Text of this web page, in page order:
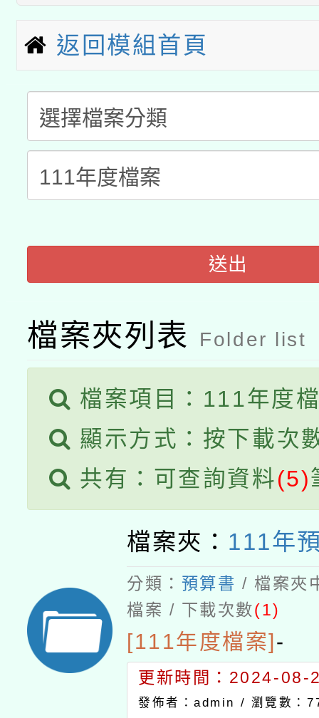
公告之原住民族歲時祭
一案。
兒童少年暑期犯罪預防
答一案
有關本府115年70歲以
人員健康講座「吃得安
心」，鼓勵退休同仁踴
案。
本校115學年度第2次
招甄選結果公告(無人
招)
適應運動共學行動站研
本館辦理115年度閱讀
暨閱讀推動專業研習
科技賦能─人工智慧
「數位內容與教學軟
薪期間赴陸應申請許可
返回模組首頁
送出
檔案夾列表 Folder list
檔案項目：111年度
顯示方式：按下載次
共有：可查詢資料(5)
檔案夾： 111年
分類： 預算書 / 檔案夾
檔案 / 下載次數(1)
[111年度檔案]-
更新時間：2024-08-
發佈者：admin / 瀏覽數：